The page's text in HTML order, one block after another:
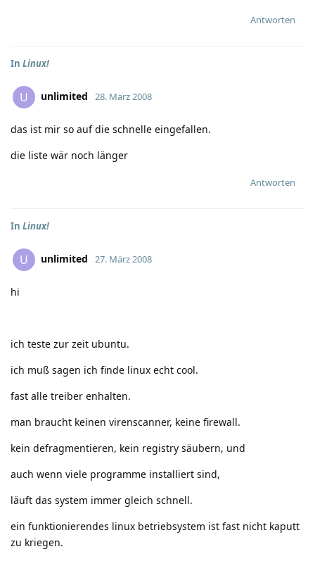
Antworten
In Linux!
U unlimited 28. März 2008
das ist mir so auf die schnelle eingefallen.
die liste wär noch länger
Antworten
In Linux!
U unlimited 27. März 2008
hi
ich teste zur zeit ubuntu.
ich muß sagen ich finde linux echt cool.
fast alle treiber enhalten.
man braucht keinen virenscanner, keine firewall.
kein defragmentieren, kein registry säubern, und
auch wenn viele programme installiert sind,
läuft das system immer gleich schnell.
ein funktionierendes linux betriebsystem ist fast nicht kaputt
zu kriegen.